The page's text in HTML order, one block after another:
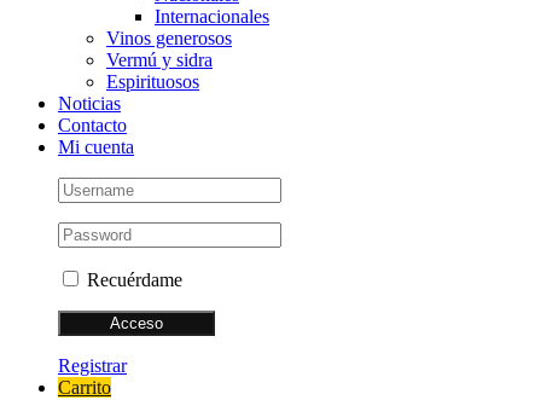
Internacionales
Vinos generosos
Vermú y sidra
Espirituosos
Noticias
Contacto
Mi cuenta
Recuérdame
Registrar
Carrito